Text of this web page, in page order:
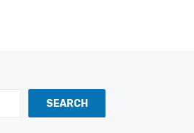
SEARCH